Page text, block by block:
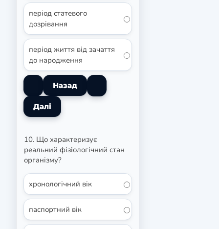
період статевого
дозрівання
період життя від зачаття
до народження
10. Що характеризує
реальний фізіологічний стан
організму?
хронологічний вік
паспортний вік